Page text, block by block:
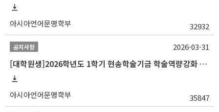
아시아언어문명학부 32932
공지사항
[대학원생]2026학년도 1학기 현송학술기금 학술역량강화 사업 안내
아시아언어문명학부 35847
2026-03-31